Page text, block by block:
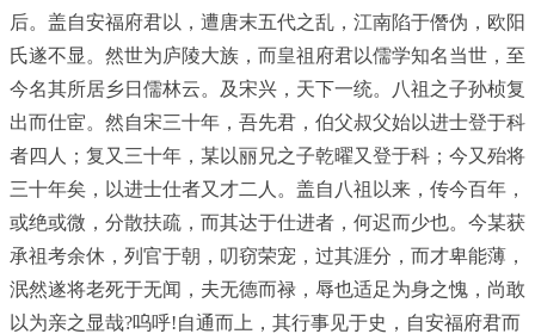
后。盖自安福府君以，遭唐末五代之乱，江南陷于僭伪，欧阳
氏遂不显。然世为庐陵大族，而皇祖府君以儒学知名当世，至
今名其所居乡日儒林云。及宋兴，天下一统。八祖之子孙桢复
出而仕宦。然自宋三十年，吾先君，伯父叔父始以进士登于科
者四人；复又三十年，某以丽兄之子乾曜又登于科；今又殆将
三十年矣，以进士仕者又才二人。盖自八祖以来，传今百年，
或绝或微，分散扶疏，而其达于仕进者，何迟而少也。今某获
承祖考余休，列官于朝，叨窃荣宠，过其涯分，而才卑能薄，
泯然遂将老死于无闻，夫无德而禄，辱也适足为身之愧，尚敢
以为亲之显哉?呜呼!自通而上，其行事见于史，自安福府君而